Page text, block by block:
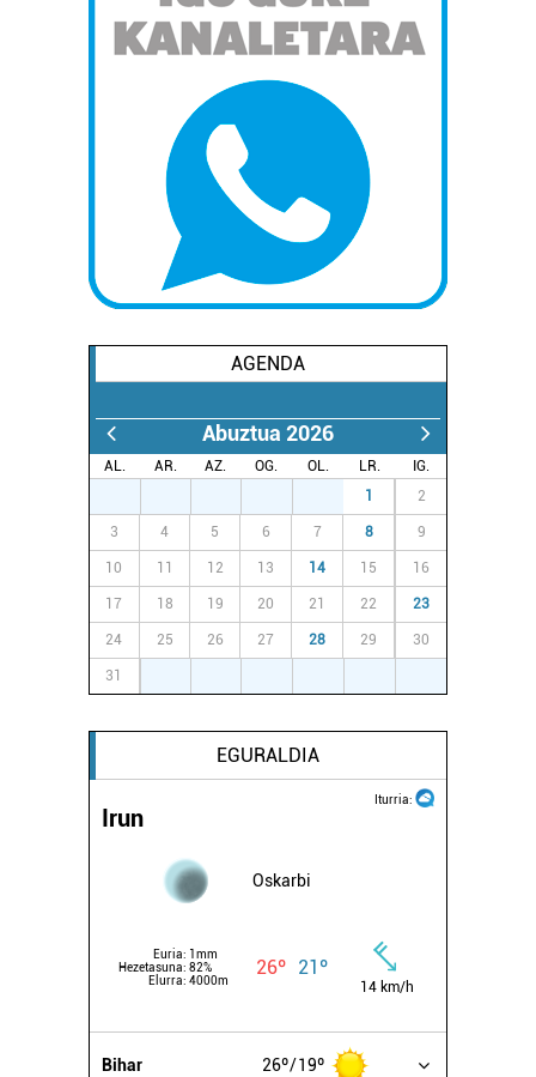
AGENDA
Abuztua 2026
AL. AR. AZ. OG. OL. LR.
IG.
1 2
3 4 5 6 7 8 9
10 11 12 13 14 15 16
17 18 19 20 21 22 23
24 25 26 27 28 29 30
31
EGURALDIA
Iturria:
Irun
Oskarbi
Euria: 1mm
Hezetasuna: 82%
Elurra: 4000m
26º 21º
14 km/h
Bihar 26º 19º